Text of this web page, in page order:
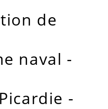
de
naval -
-